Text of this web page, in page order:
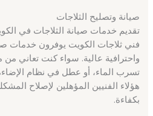
صيانة وتصليح الثلاجات
تقديم خدمات صيانة الثلاجات في
فني ثلاجات الكويت يوفرون خدمات
واحترافية عالية. سواء كنت تعاني من
تسرب الماء، أو عطل في نظام
هؤلاء الفنيين المؤهلين لإصلاح
بكفاءة.